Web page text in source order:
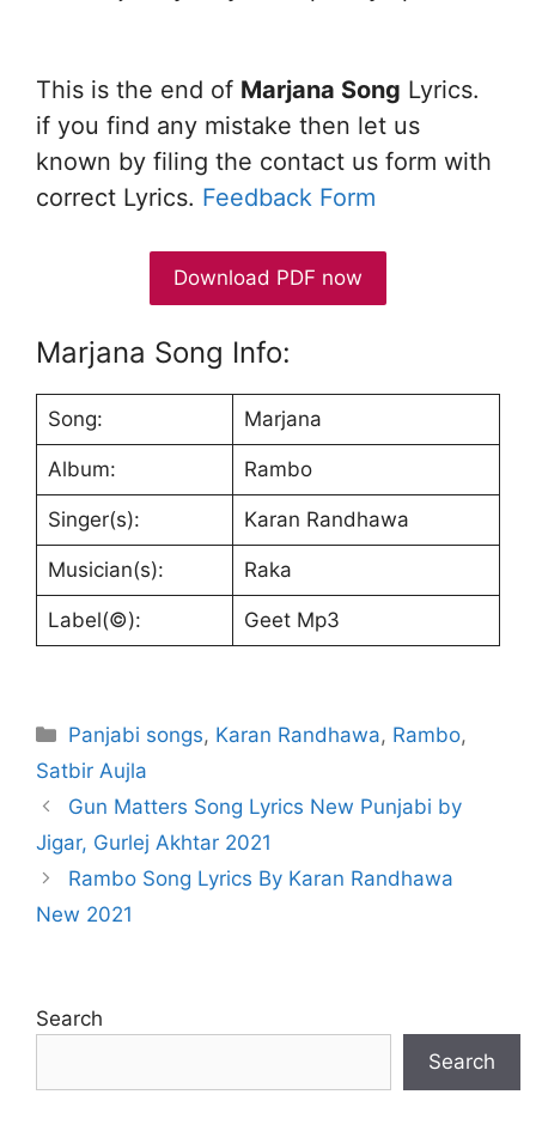
This is the end of Marjana Song Lyrics.
if you find any mistake then let us
known by filing the contact us form with
correct Lyrics. Feedback Form
Download PDF now
Marjana Song Info:
Song: Marjana
Album: Rambo
Singer(s): Karan Randhawa
Musician(s): Raka
Label(©): Geet Mp3
Categories
Panjabi songs, Karan Randhawa, Rambo,
Satbir Aujla
Gun Matters Song Lyrics New Punjabi by
Jigar, Gurlej Akhtar 2021
Rambo Song Lyrics By Karan Randhawa
New 2021
Search
Search